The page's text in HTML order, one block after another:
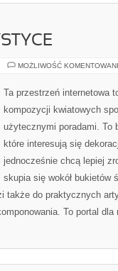
MOŻLIWOŚĆ
Ta przestrzeń internetowa
kompozycji kwiatowych
użytecznymi poradami. To
które interesują się
jednocześnie chcą lepiej
skupia się wokół bukietów
także do praktycznych
To portal